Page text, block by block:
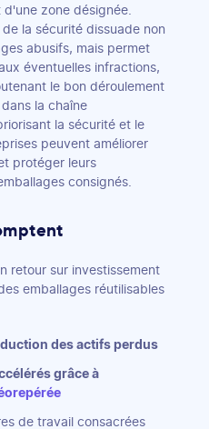
zone désignée.
la sécurité dissuade non
abusifs, mais permet
éventuelles infractions,
le bon déroulement
la chaîne
la sécurité et le
peuvent améliorer
protéger leurs
consignés.
retour sur investissement
emballages réutilisables
des actifs perdus
grâce à
de travail consacrées